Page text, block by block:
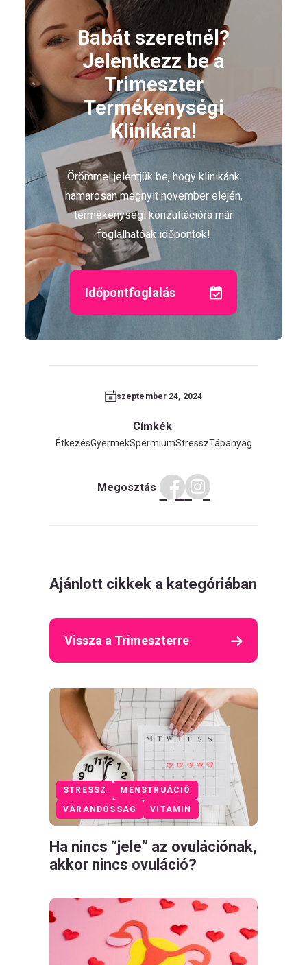
Babát szeretnél?
Jelentkezz be a
Trimeszter
Termékenységi
Klinikára!
Örömmel jelentjük be, hogy klinikánk
hamarosan megnyit november elején,
termékenységi konzultációra már
foglalhatóak időpontok!
Időpontfoglalás
szeptember 24, 2024
Címkék:
ÉtkezésGyermekSpermiumStresszTápanyag
Megosztás
Ajánlott cikkek a kategóriában
Vissza a Trimeszterre
VÁRANDÓSSÁG VITAMIN
STRESSZ MENSTRUÁCIÓ
Ha nincs “jele” az ovulációnak,
akkor nincs ovuláció?